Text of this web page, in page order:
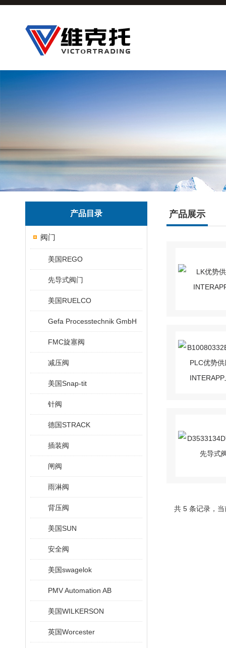
产品目录
阀门
美国REGO
先导式阀门
美国RUELCO
Gefa Processtechnik GmbH
FMC旋塞阀
减压阀
美国Snap-tit
针阀
德国STRACK
插装阀
闸阀
雨淋阀
背压阀
美国SUN
安全阀
美国swagelok
PMV Automation AB
美国WILKERSON
英国Worcester
产品展示
共 5 条记录，